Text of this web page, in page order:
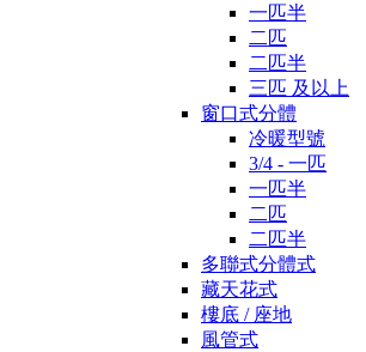
一匹半
二匹
二匹半
三匹 及以上
窗口式分體
冷暖型號
3/4 - 一匹
一匹半
二匹
二匹半
多聯式分體式
藏天花式
樓底 / 座地
風管式